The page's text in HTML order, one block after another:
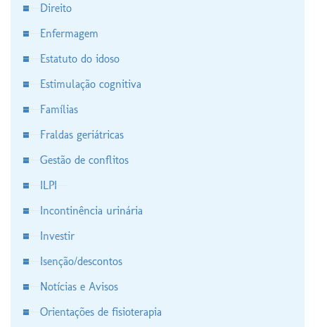
Direito
Enfermagem
Estatuto do idoso
Estimulação cognitiva
Famílias
Fraldas geriátricas
Gestão de conflitos
ILPI
Incontinência urinária
Investir
Isenção/descontos
Notícias e Avisos
Orientações de fisioterapia